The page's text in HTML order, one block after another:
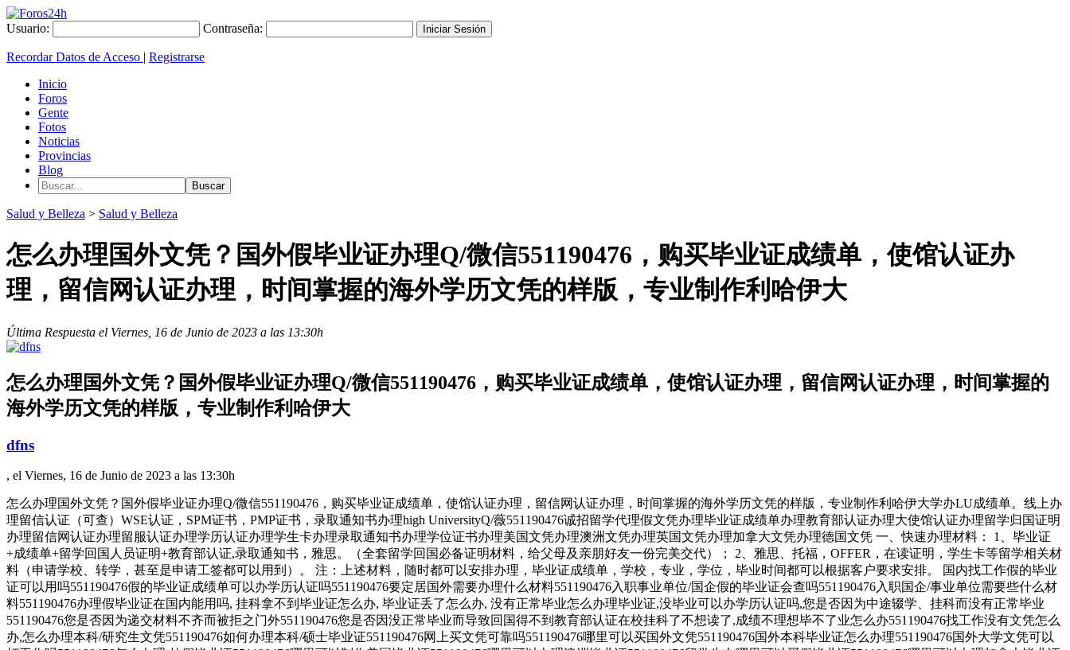
Usuario: Contraseña:
Recordar Datos de Acceso | Registrarse
Inicio
Foros
Gente
Fotos
Noticias
Provincias
Blog
Salud y Belleza > Salud y Belleza
怎么办理国外文凭？国外假毕业证办理Q/微信551190476，购买毕业证成绩单，使馆认证办
理，留信网认证办理，时间掌握的海外学历文凭的样版，专业制作利哈伊大
Última Respuesta el Viernes, 16 de Junio de 2023 a las 13:30h
怎么办理国外文凭？国外假毕业证办理Q/微信551190476，购买毕业证成绩单，使馆认证办理，留信网认证办理，时间掌握的
海外学历文凭的样版，专业制作利哈伊大
dfns
, el Viernes, 16 de Junio de 2023 a las 13:30h
怎么办理国外文凭？国外假毕业证办理Q/微信551190476，购买毕业证成绩单，使馆认证办理，留信网认证办理，时间掌握的海外学历文凭的样版，专业制作利哈伊大学办LU成绩单。线上办
理留信认证（可查）WSE认证，SPM证书，PMP证书，录取通知书办理high UniversityQ/薇551190476诚招留学代理假文凭办理毕业证成绩单办理教育部认证办理大使馆认证办理留学归国证明
办理留信网认证办理留服认证办理学历认证办理学生卡办理录取通知书办理学位证书办理美国文凭办理澳洲文凭办理英国文凭办理加拿大文凭办理德国文凭 一、快速办理材料： 1、毕业证
+成绩单+留学回国人员证明+教育部认证,录取通知书，雅思。（全套留学回国必备证明材料，给父母及亲朋好友一份完美交代）； 2、雅思、托福，OFFER，在读证明，学生卡等留学相关材
料（申请学校、转学，甚至是申请工签都可以用到）。 注：上述材料，随时都可以安排办理，毕业证成绩单，学校，专业，学位，毕业时间都可以根据客户要求安排。 国内找工作假的毕业
证可以用吗551190476假的毕业证成绩单可以办学历认证吗551190476要定居国外需要办理什么材料551190476入职事业单位/国企假的毕业证会查吗551190476入职国企/事业单位需要些什么材
料551190476办理假毕业证在国内能用吗, 挂科拿不到毕业证怎么办, 毕业证丢了怎么办, 没有正常毕业怎么办理毕业证,没毕业可以办学历认证吗,您是否因为中途辍学、挂科而没有正常毕业
551190476您是否因为递交材料不齐而被拒之门外551190476您是否因没正常毕业而导致回国得不到教育部认证在校挂科了不想读了,成绩不理想毕不了业怎么办551190476找工作没有文凭怎么
办,怎么办理本科/研究生文凭551190476如何办理本科/硕士毕业证551190476网上买文凭可靠吗551190476哪里可以买国外文凭551190476国外本科毕业证怎么办理551190476国外大学文凭可以